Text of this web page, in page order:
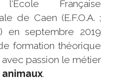
Française
) en septembre 2019
formation théorique
passion le métier
.